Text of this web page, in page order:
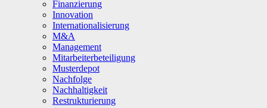
Finanzierung
Innovation
Internationalisierung
M&A
Management
Mitarbeiterbeteiligung
Musterdepot
Nachfolge
Nachhaltigkeit
Restrukturierung